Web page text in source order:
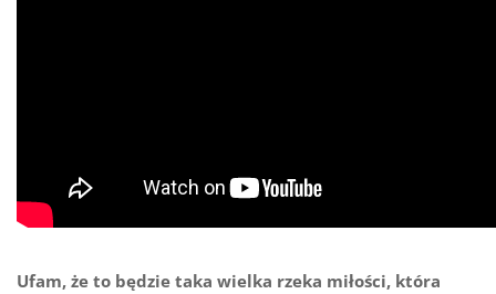
Ufam, że to będzie taka wielka rzeka miłości, która